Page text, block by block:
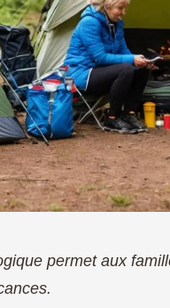
permet aux